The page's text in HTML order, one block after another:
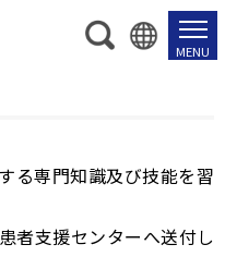
る専門知識及び技能を習
者支援センターへ送付し